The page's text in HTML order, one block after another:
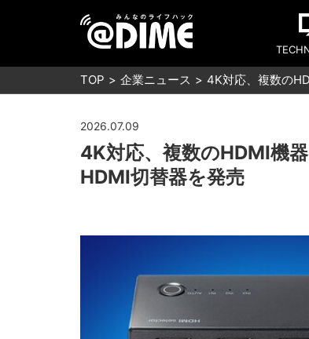
TOP 企業ニュース 4K対応、複数の
2026.07.09
4K対応、複数のHDMI機
HDMI切替器を発売